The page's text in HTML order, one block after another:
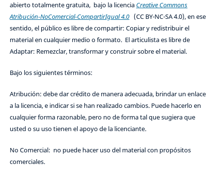
abierto totalmente gratuita, bajo la licencia Creative Commons
Atribución-NoComercial-CompartirIgual 4.0(CC BY-NC-SA 4.0), en ese
sentido, el público es libre de compartir: Copiar y redistribuir el
material en cualquier medio o formato. El articulista es libre de
Adaptar: Remezclar, transformar y construir sobre el material.
Bajo los siguientes términos:
Atribución: debe dar crédito de manera adecuada, brindar un enlace
a la licencia, e indicar si se han realizado cambios. Puede hacerlo en
cualquier forma razonable, pero no de forma tal que sugiera que
usted o su uso tienen el apoyo de la licenciante.
No Comercial: no puede hacer uso del material con propósitos
comerciales.